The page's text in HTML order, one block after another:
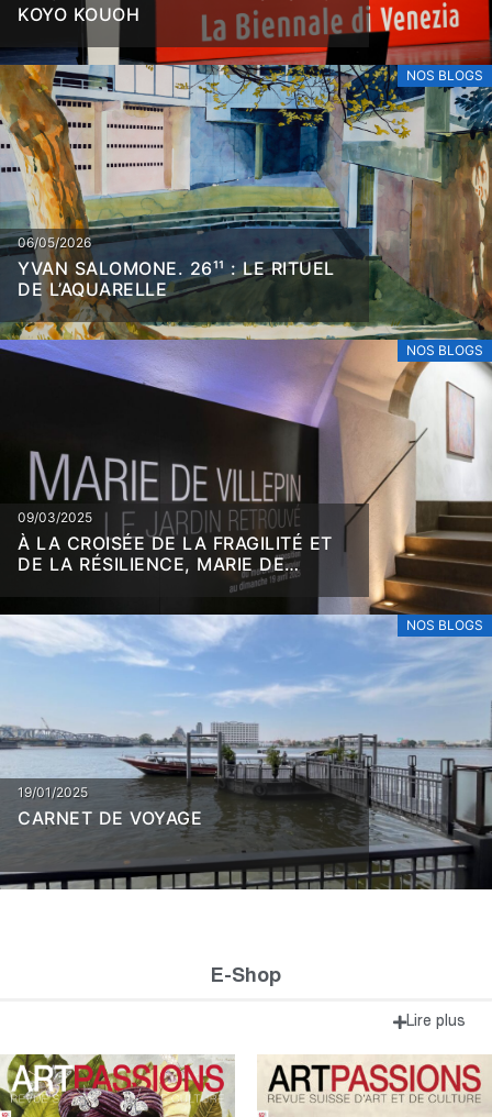
KOYO KOUOH
NOS BLOGS
06/05/2026
YVAN SALOMONE. 26¹¹ : LE RITUEL
DE L’AQUARELLE
NOS BLOGS
09/03/2025
À LA CROISÉE DE LA FRAGILITÉ ET
DE LA RÉSILIENCE, MARIE DE
NOS BLOGS
19/01/2025
CARNET DE VOYAGE
E-Shop
Lire plus